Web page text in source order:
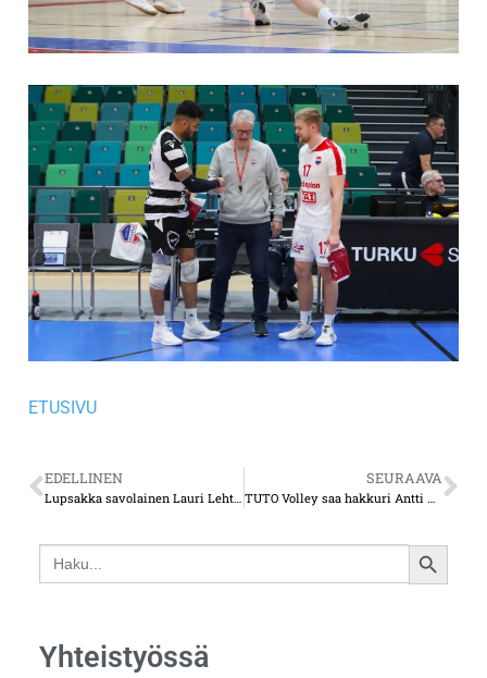
ETUSIVU
EDELLINEN
Lupsakka savolainen Lauri Lehtonen sopii kuin nenä päähän TUTO Volleyn hyvähenkiseen joukkueeseen
SEURAAVA
TUTO Volley saa hakkuri Antti Ropposesta merkittävän vahvistuksen
Search
for:
SEARCH
Yhteistyössä